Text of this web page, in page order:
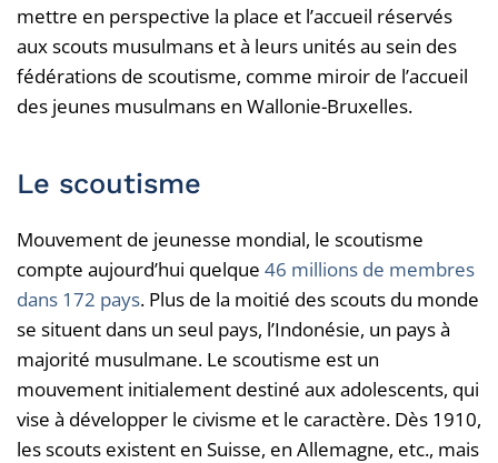
mettre en perspective la place et l’accueil réservés
aux scouts musulmans et à leurs unités au sein des
fédérations de scoutisme, comme miroir de l’accueil
des jeunes musulmans en Wallonie-Bruxelles.
Le scoutisme
Mouvement de jeunesse mondial, le scoutisme
compte aujourd’hui quelque 46 millions de membres
dans 172 pays. Plus de la moitié des scouts du monde
se situent dans un seul pays, l’Indonésie, un pays à
majorité musulmane. Le scoutisme est un
mouvement initialement destiné aux adolescents, qui
vise à développer le civisme et le caractère. Dès 1910,
les scouts existent en Suisse, en Allemagne, etc., mais